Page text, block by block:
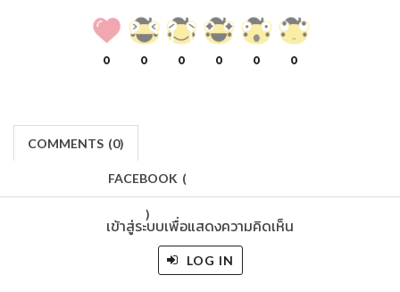
0 0 0 0 0 0
COMMENTS (0)
FACEBOOK (
)
เข้าสู่ระบบเพื่อแสดงความคิดเห็น
LOG IN